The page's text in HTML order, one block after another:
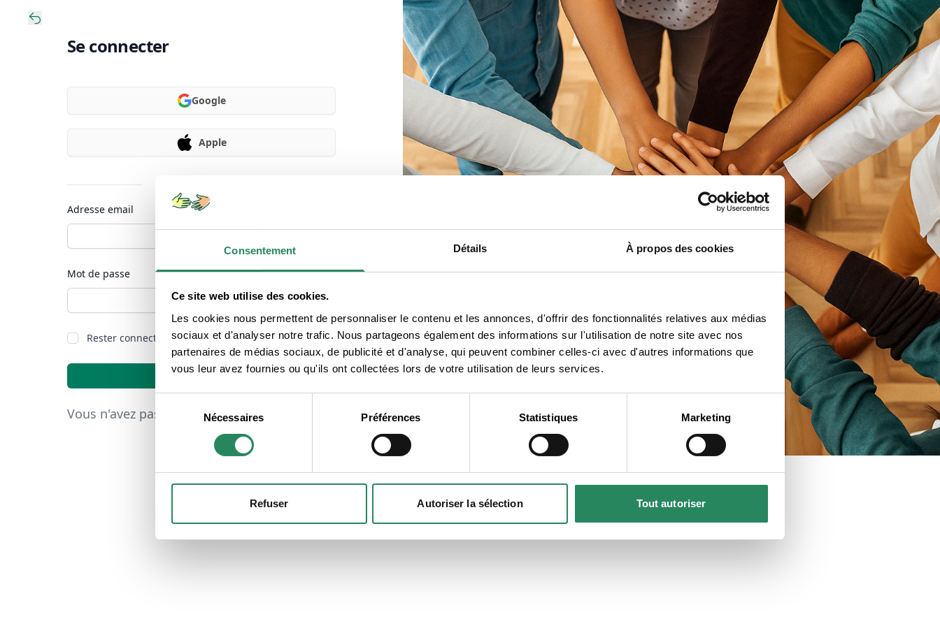
Consentement Détails À propos des cookies
Ce site web utilise des cookies.
Les cookies nous permettent de personnaliser le contenu et les annonces, d'offrir des fonctionnalités relatives aux médias
sociaux et d'analyser notre trafic. Nous partageons également des informations sur l'utilisation de notre site avec nos
partenaires de médias sociaux, de publicité et d'analyse, qui peuvent combiner celles-ci avec d'autres informations que
vous leur avez fournies ou qu'ils ont collectées lors de votre utilisation de leurs services.
du
consentement
Nécessaires Préférences Statistiques Marketing
Refuser Autoriser la sélection Tout autoriser
Se connecter
Google
Apple
Adresse email
Mot de passe
Rester connecté Mot de passe oublié ?
Connexion
Vous n'avez pas de compte ?Inscrivez-vous